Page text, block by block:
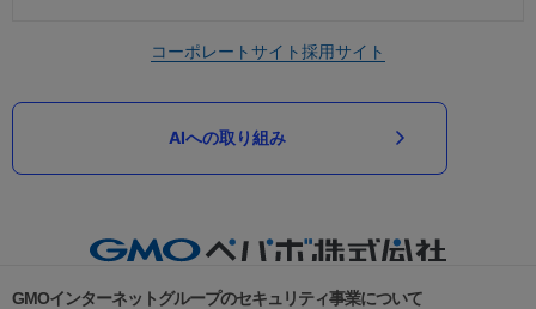
コーポレートサイト採用サイト
AIへの取り組み
GMOインターネットグループのセキュリティ事業について